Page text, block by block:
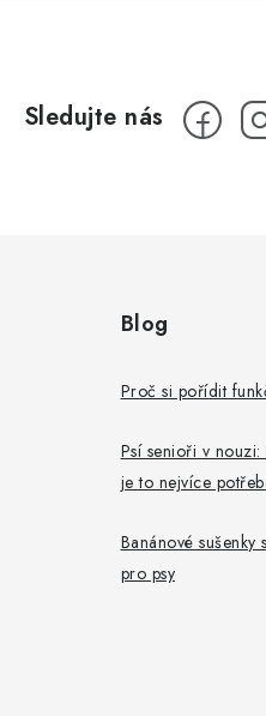
Blog
Proč si pořídit
Psí senioři v
je to nejvíce
Banánové sušenky
pro psy